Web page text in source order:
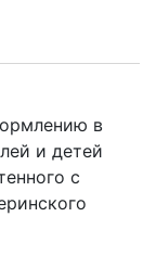
в
и детей
с